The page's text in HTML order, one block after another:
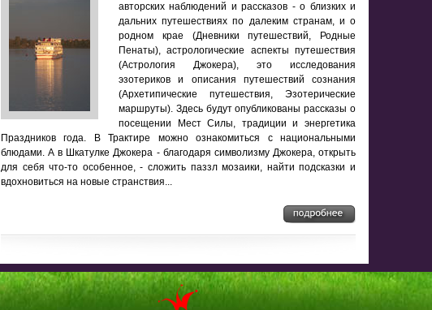
авторских наблюдений и рассказов - о близких и
дальних путешествиях по далеким странам, и о
родном крае (Дневники путешествий, Родные
Пенаты), астрологические аспекты путешествия
(Астрология Джокера), это исследования
эзотериков и описания путешествий сознания
(Архетипические путешествия, Эзотерические
маршруты). Здесь будут опубликованы рассказы о
посещении Мест Силы, традиции и энергетика
Праздников года. В Трактире можно ознакомиться с национальными
блюдами. А в Шкатулке Джокера - благодаря символизму Джокера, открыть
для себя что-то особенное, - сложить паззл мозаики, найти подсказки и
вдохновиться на новые странствия...